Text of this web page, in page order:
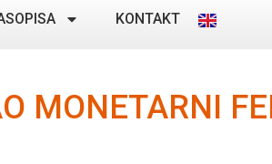
KONTAKT
MONETARNI